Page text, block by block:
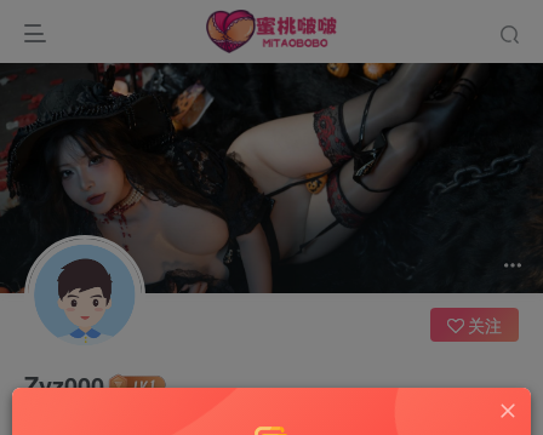
Zyz000
我不懒，我只是开启了节能模式
关注